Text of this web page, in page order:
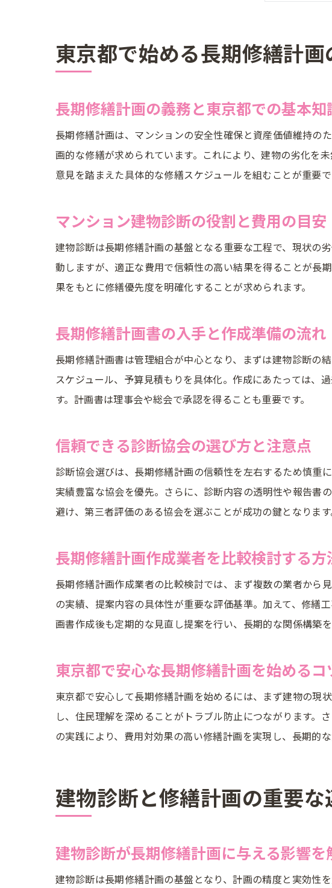
東
診
建
修
修繕計
長
マ
長
長期修
建
計
修
長
建
協
マ
長
効率的
診
建
修繕費
長
東京都で始める長期修繕計画
長期修繕計画の義務と東京都での基本知
長期修繕計画は、マンションの安全性確保と資産価値維持の
画的な修繕が求められています。これにより、建物の劣化を
意見を踏まえた具体的な修繕スケジュールを組むことが重要で
マンション建物診断の役割と費用の目安
建物診断は長期修繕計画の基盤となる重要な工程で、現状の
動しますが、適正な費用で信頼性の高い結果を得ることが長
果をもとに修繕優先度を明確化することが求められます。
長期修繕計画書の入手と作成準備の流れ
長期修繕計画書は管理組合が中心となり、まずは建物診断の
スケジュール、予算見積もりを具体化。作成にあたっては、
す。計画書は理事会や総会で承認を得ることも重要です。
信頼できる診断協会の選び方と注意点
診断協会選びは、長期修繕計画の信頼性を左右するため慎重
実績豊富な協会を優先。さらに、診断内容の透明性や報告書
避け、第三者評価のある協会を選ぶことが成功の鍵となります
長期修繕計画作成業者を比較検討する方
長期修繕計画作成業者の比較検討では、まず複数の業者から
の実績、提案内容の具体性が重要な評価基準。加えて、修繕
画書作成後も定期的な見直し提案を行い、長期的な関係構築を
東京都で安心な長期修繕計画を始めるコ
東京都で安心して長期修繕計画を始めるには、まず建物の現
し、住民理解を深めることがトラブル防止につながります。
の実践により、費用対効果の高い修繕計画を実現し、長期的
建物診断と修繕計画の重要な
建物診断が長期修繕計画に与える影響を
建物診断は長期修繕計画の基盤となり、計画の精度と実効性